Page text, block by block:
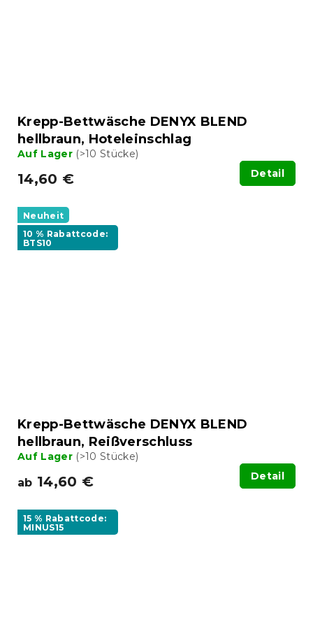
Krepp-Bettwäsche DENYX BLEND
hellbraun, Hoteleinschlag
Auf Lager (>10 Stücke)
14,60 € Detail
Neuheit
10 % Rabattcode:
BTS10
Krepp-Bettwäsche DENYX BLEND
hellbraun, Reißverschluss
Auf Lager (>10 Stücke)
ab 14,60 € Detail
15 % Rabattcode:
MINUS15